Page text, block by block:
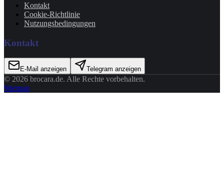
Kontakt
Cookie-Richtlinie
Nutzungsbedingungen
Kontakt
E-Mail anzeigen Telegram anzeigen
© 2026 brocara.de. Alle Rechte vorbehalten.
Sitemap